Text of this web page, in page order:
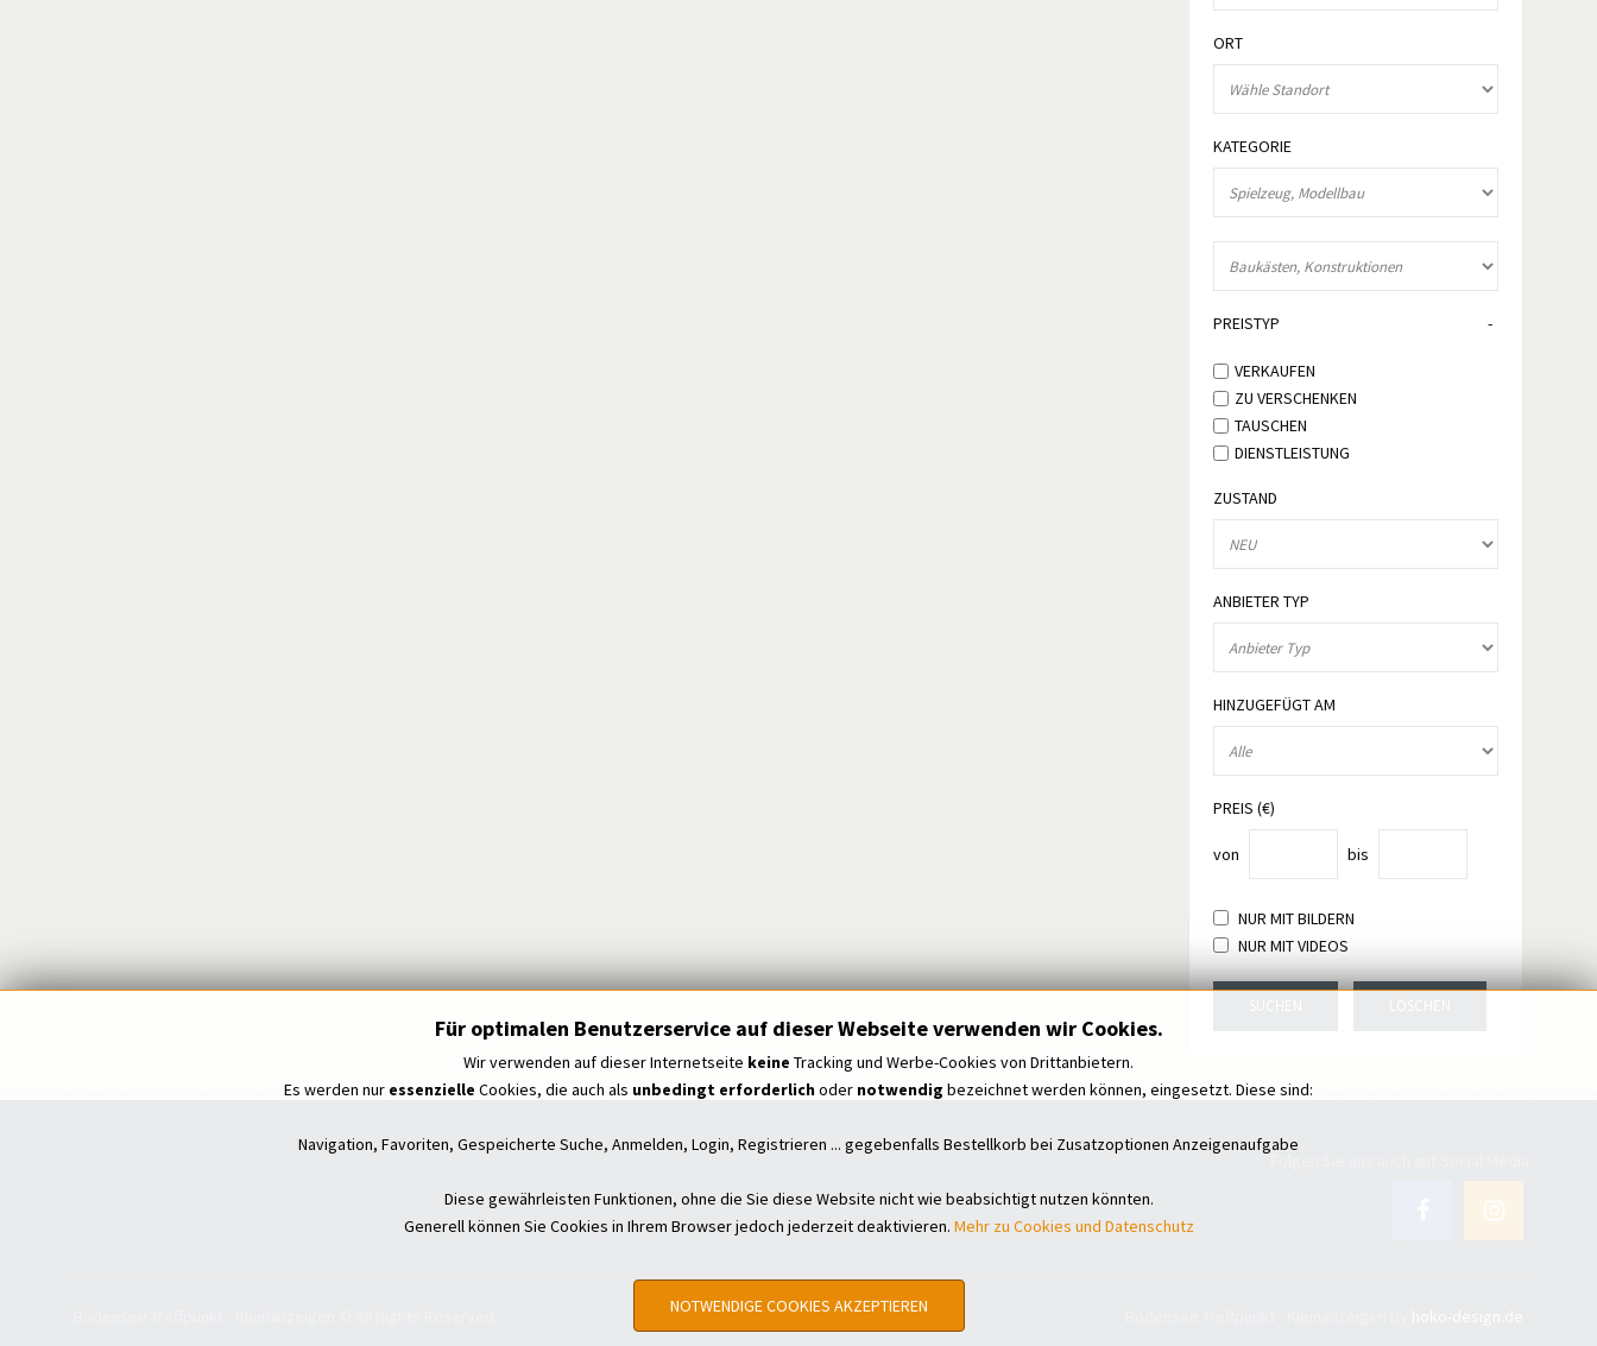
ORT
KATEGORIE
PREISTYP
VERKAUFEN
ZU VERSCHENKEN
TAUSCHEN
DIENSTLEISTUNG
ZUSTAND
ANBIETER TYP
HINZUGEFÜGT AM
PREIS (€)
von bis
NUR MIT BILDERN
NUR MIT VIDEOS
Für optimalen Benutzerservice auf dieser Webseite verwenden wir Cookies.
Wir verwenden auf dieser Internetseite keine Tracking und Werbe-Cookies von Drittanbietern.
Es werden nur essenzielle Cookies, die auch als unbedingt erforderlichoder notwendig bezeichnet werden können, eingesetzt. Diese sind:
Navigation, Favoriten, Gespeicherte Suche, Anmelden, Login, Registrieren ... gegebenfalls Bestellkorb bei Zusatzoptionen Anzeigenaufgabe
Diese gewährleisten Funktionen, ohne die Sie diese Website nicht wie beabsichtigt nutzen könnten.
Generell können Sie Cookies in Ihrem Browser jedoch jederzeit deaktivieren. Mehr zu Cookies und Datenschutz
NOTWENDIGE COOKIES AKZEPTIEREN